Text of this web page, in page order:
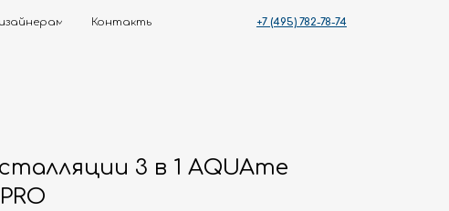
+7 (495) 782-78-74
Контакты
3 в 1 AQUAme